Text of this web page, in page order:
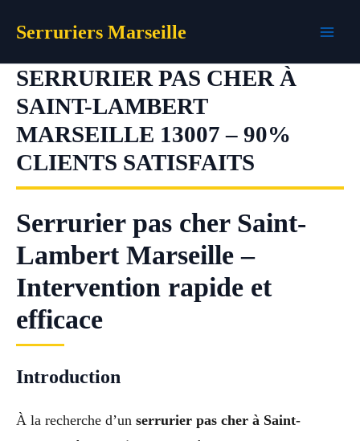
Serruriers Marseille
SERRURIER PAS CHER À
SAINT-LAMBERT
MARSEILLE 13007 – 90%
CLIENTS SATISFAITS
Serrurier pas cher Saint-
Lambert Marseille –
Intervention rapide et
efficace
Introduction
À la recherche d’un serrurier pas cher à Saint-